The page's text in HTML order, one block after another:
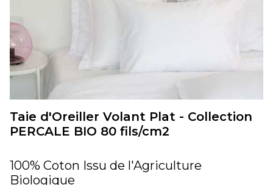
Taie d'Oreiller Volant Plat - Collection
PERCALE BIO 80 fils/cm2
100% Coton Issu de l'Agriculture
Biologique